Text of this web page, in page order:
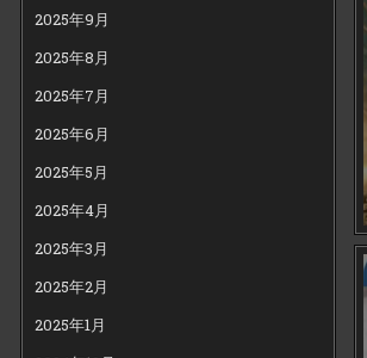
2025年9月
2025年8月
2025年7月
2025年6月
2025年5月
2025年4月
2025年3月
2025年2月
2025年1月